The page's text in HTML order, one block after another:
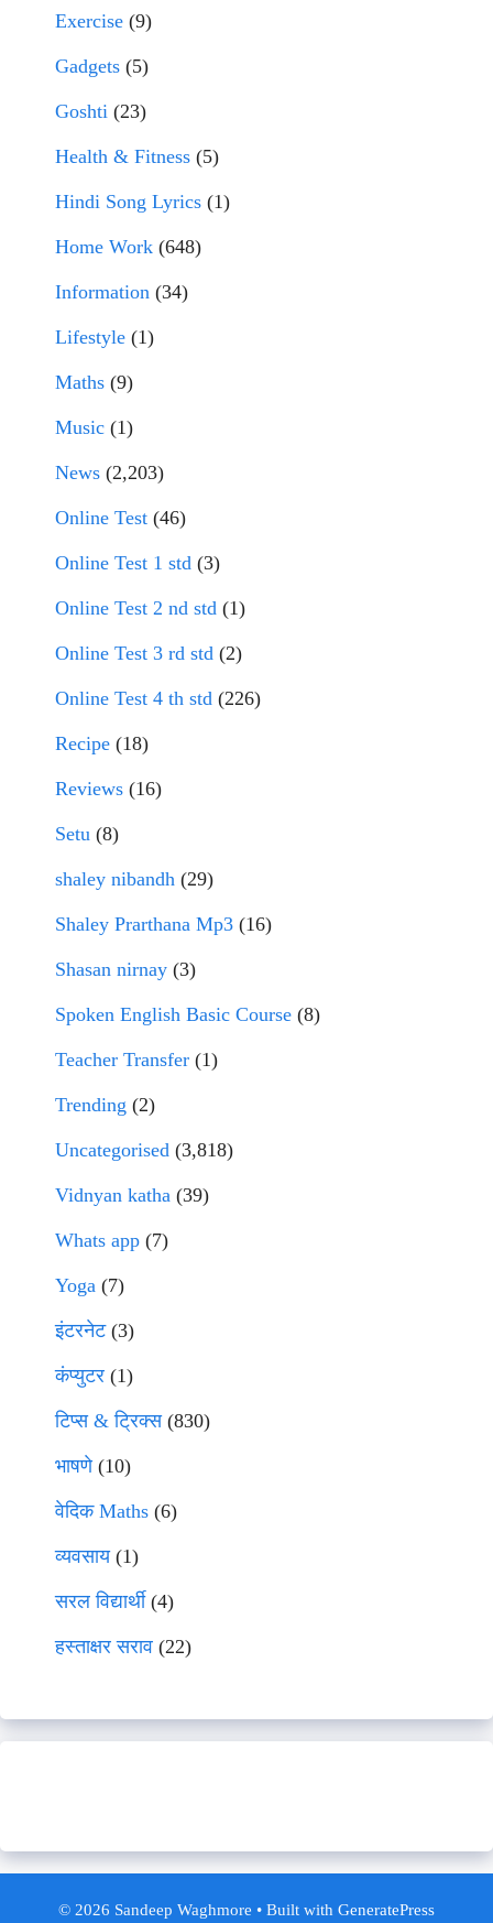
Exercise (9)
Gadgets (5)
Goshti (23)
Health & Fitness (5)
Hindi Song Lyrics (1)
Home Work (648)
Information (34)
Lifestyle (1)
Maths (9)
Music (1)
News (2,203)
Online Test (46)
Online Test 1 std (3)
Online Test 2 nd std (1)
Online Test 3 rd std (2)
Online Test 4 th std (226)
Recipe (18)
Reviews (16)
Setu (8)
shaley nibandh (29)
Shaley Prarthana Mp3 (16)
Shasan nirnay (3)
Spoken English Basic Course (8)
Teacher Transfer (1)
Trending (2)
Uncategorised (3,818)
Vidnyan katha (39)
Whats app (7)
Yoga (7)
इंटरनेट(3)
कंप्युटर (1)
टिप्स & ट्रिक्स(830)
भाषणे(10)
वेदिक Maths (6)
व्यवसाय(1)
सरल विद्यार्थी(4)
हस्ताक्षर सराव (22)
© 2026 Sandeep Waghmore • Built with GeneratePress